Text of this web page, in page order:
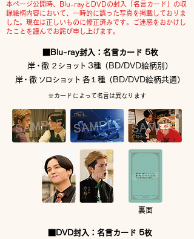
本ページ公開時、Blu-rayとDVDの封入「名言カード」の収
録絵柄内容において、一時的に誤った写真を掲載しておりま
した。現在は正しいものに修正済みです。ご迷惑をおかけし
たことを謹んでお詫び申し上げます。
■Blu-ray封入：名言カード 5枚
岸・徹 ２ ショット 3種（BD/DVD絵柄別）
岸・徹 ソロショット 各１種（BD/DVD絵柄共通）
※カードによって名言は異なります
裏面
■DVD封入：名言カード 5枚